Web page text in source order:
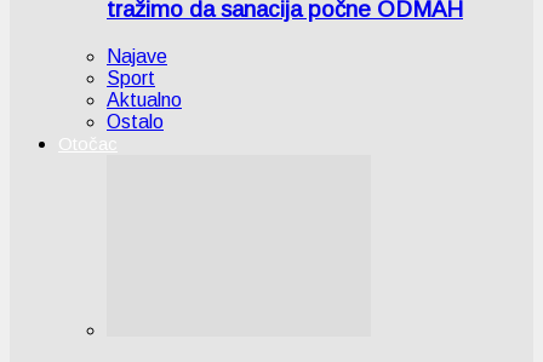
tražimo da sanacija počne ODMAH
Najave
Sport
Aktualno
Ostalo
Otočac